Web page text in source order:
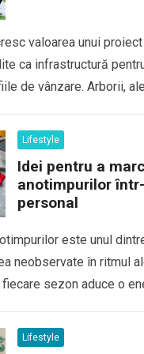
valoarea unui
ca infrastructură
de vânzare. Arborii,
Lifestyle
Idei pentru a
anotimpurilor
personal
este unul
neobservate în ritmul
sezon aduce o
Lifestyle